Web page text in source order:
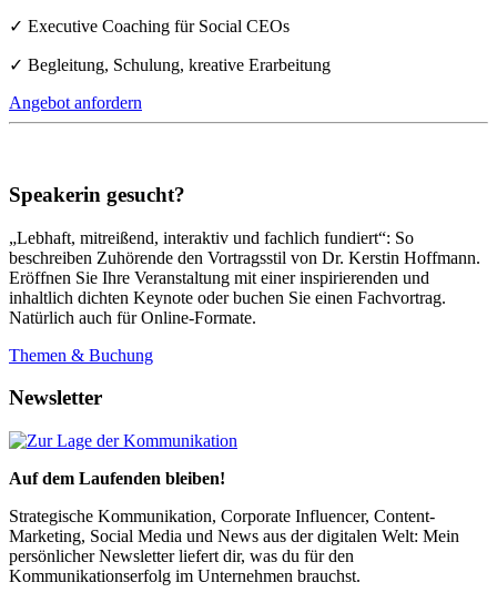
✓ Executive Coaching für Social CEOs
✓ Begleitung, Schulung, kreative Erarbeitung
Angebot anfordern
Speakerin gesucht?
„Lebhaft, mitreißend, interaktiv und fachlich fundiert“: So
beschreiben Zuhörende den Vortragsstil von Dr. Kerstin Hoffmann.
Eröffnen Sie Ihre Veranstaltung mit einer inspirierenden und
inhaltlich dichten Keynote oder buchen Sie einen Fachvortrag.
Natürlich auch für Online-Formate.
Themen & Buchung
Newsletter
Auf dem Laufenden bleiben!
Strategische Kommunikation, Corporate Influencer, Content-
Marketing, Social Media und News aus der digitalen Welt: Mein
persönlicher Newsletter liefert dir, was du für den
Kommunikationserfolg im Unternehmen brauchst.